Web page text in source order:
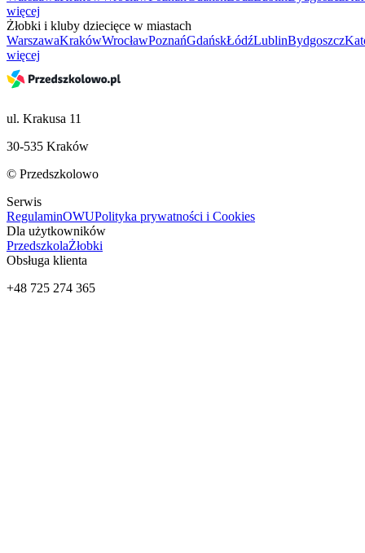
więcej
Żłobki i kluby dziecięce w miastach
WarszawaKrakówWrocławPoznańGdańskŁódźLublinBydgoszcz
więcej
ul. Krakusa 11
30-535 Kraków
© Przedszkolowo
Serwis
RegulaminOWUPolityka prywatności i Cookies
Dla użytkowników
PrzedszkolaŻłobki
Obsługa klienta
+48 725 274 365